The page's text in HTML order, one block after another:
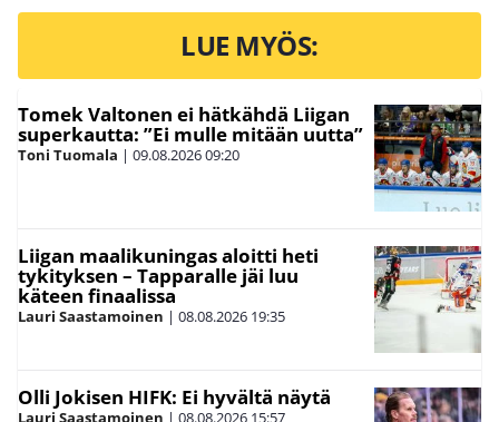
LUE MYÖS:
Tomek Valtonen ei hätkähdä Liigan
superkautta: ”Ei mulle mitään uutta”
Toni Tuomala | 09.08.202609:20
Liigan maalikuningas aloitti heti
tykityksen – Tapparalle jäi luu
käteen finaalissa
Lauri Saastamoinen | 08.08.2026 19:35
Olli Jokisen HIFK: Ei hyvältä näytä
Lauri Saastamoinen | 08.08.2026 15:57